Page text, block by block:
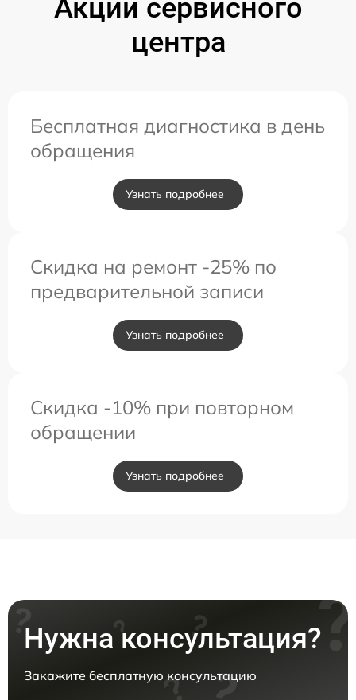
Акции сервисного
центра
Бесплатная диагностика в день
обращения
Узнать подробнее
Скидка на ремонт -25% по
предварительной записи
Узнать подробнее
Скидка -10% при повторном
обращении
Узнать подробнее
Нужна консультация?
Закажите бесплатную консультацию